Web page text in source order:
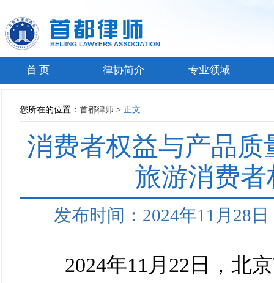
首 页 律协简介 专业领域
您所在的位置： 首都律师 > 正文
消费者权益与产品
旅游消费
发布时间：2024年11月
2024年11月22日，北